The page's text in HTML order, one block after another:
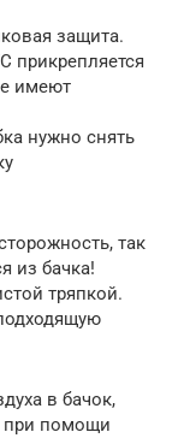
защита.
прикрепляется
имеют
нужно снять
так
из бачка!
тряпкой.
в бачок,
при помощи